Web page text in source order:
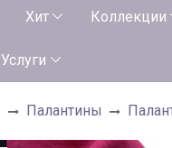
Хит Коллекции
Услуги
Палантины